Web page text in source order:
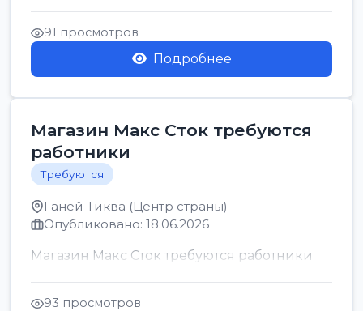
позицию возможна дом...
91 просмотров
Подробнее
Магазин Макс Сток требуются
работники
Требуются
Ганей Тиква (Центр страны)
Опубликовано: 18.06.2026
Магазин Макс Сток требуются работники
93 просмотров